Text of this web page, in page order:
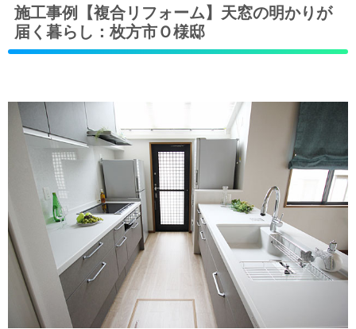
施工事例【複合リフォーム】天窓の明かりが
届く暮らし：枚方市Ｏ様邸